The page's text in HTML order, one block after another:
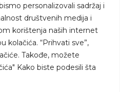
personalizovali sadržaj i
društvenih medija i
korištenja naših internet
kolačića. “Prihvati sve”,
Takođe, možete
Kako biste podesili šta